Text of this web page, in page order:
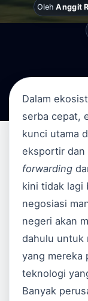
OlehAnggit
Dalam
serba cepat,
kunci utama
eksportir dan
forwarding
kini tidak lagi
negosiasi
negeri akan
dahulu untuk
yang mereka
teknologi
Banyak